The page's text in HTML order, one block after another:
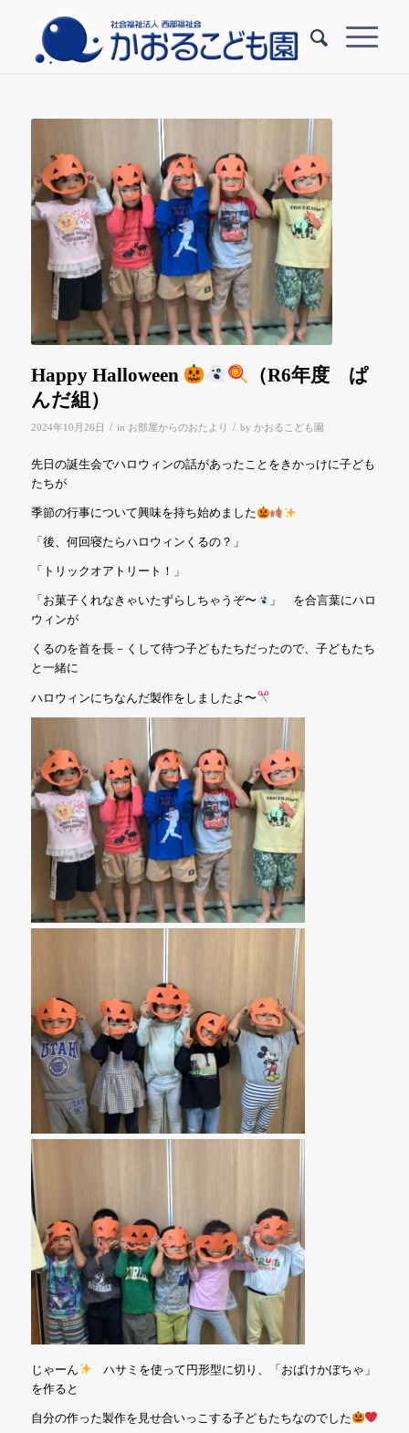
Happy Halloween
（R6年度 ぱ
んだ組）
2024年10月26日 / in お部屋からのおたより / by かおるこども園
先日の誕生会でハロウィンの話があったことをきかっけに子ども
たちが
季節の行事について興味を持ち始めました
「後、何回寝たらハロウィンくるの？」
「トリックオアトリート！」
「お菓子くれなきゃいたずらしちゃうぞ〜
」 を合言葉にハロ
ウィンが
くるのを首を長－くして待つ子どもたちだったので、子どもたち
と一緒に
ハロウィンにちなんだ製作をしましたよ〜
じゃーん
ハサミを使って円形型に切り、「おばけかぼちゃ」
を作ると
自分の作った製作を見せ合いっこする子どもたちなのでした